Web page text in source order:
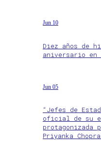
Jun 10
Diez años de
aniversario en
Jun 05
“Jefes de
oficial de su
protagonizada
Priyanka